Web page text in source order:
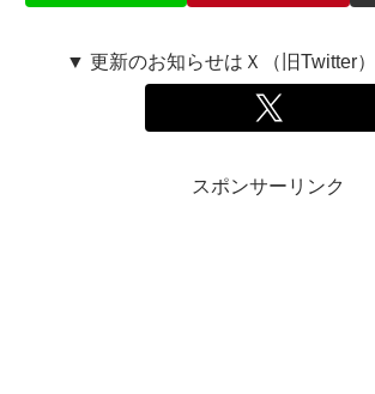
▼ 更新のお知らせはＸ（旧Twitter）
スポンサーリンク